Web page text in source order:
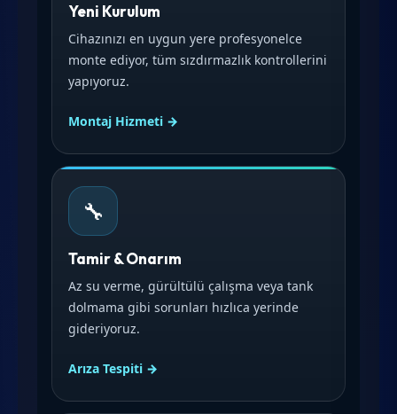
Yeni Kurulum
Cihazınızı en uygun yere profesyonelce
monte ediyor, tüm sızdırmazlık kontrollerini
yapıyoruz.
Montaj Hizmeti →
🔧
Tamir & Onarım
Az su verme, gürültülü çalışma veya tank
dolmama gibi sorunları hızlıca yerinde
gideriyoruz.
Arıza Tespiti →